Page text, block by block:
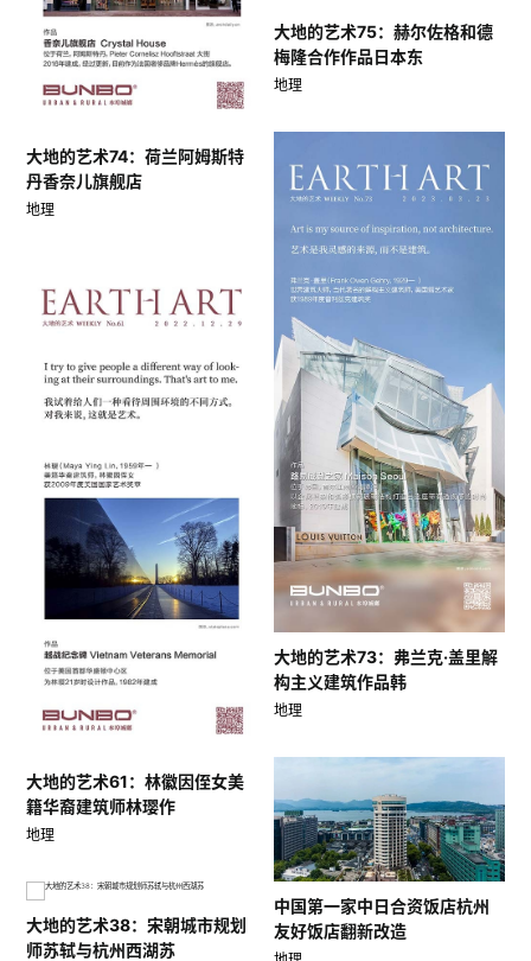
大地的艺术75：赫尔佐格和德
梅隆合作作品日本东
地理
大地的艺术74：荷兰阿姆斯特
丹香奈儿旗舰店
地理
大地的艺术73：弗兰克·盖里解
构主义建筑作品韩
地理
大地的艺术61：林徽因侄女美
籍华裔建筑师林璎作
地理
中国第一家中日合资饭店杭州
友好饭店翻新改造
大地的艺术38：宋朝城市规划
师苏轼与杭州西湖苏